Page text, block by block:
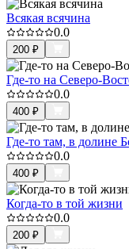
Всякая всячина
0.0
200 ₽
Где-то на Северо-
0.0
400 ₽
Где-то там, в долине
0.0
400 ₽
Когда-то в той жизни
0.0
200 ₽